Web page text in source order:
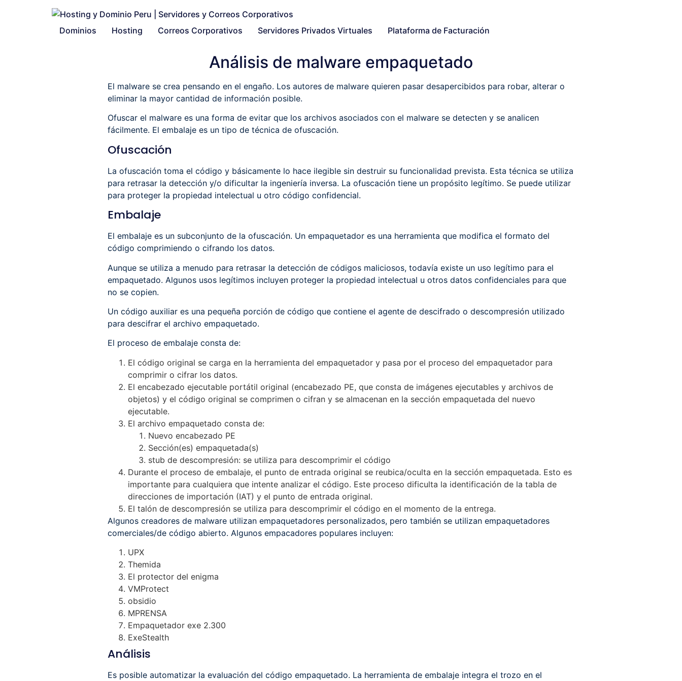
Dominios Hosting Correos Corporativos Servidores Privados Virtuales Plataforma de Facturación
Análisis de malware empaquetado
El malware se crea pensando en el engaño. Los autores de malware quieren pasar desapercibidos para robar, alterar o
eliminar la mayor cantidad de información posible.
Ofuscar el malware es una forma de evitar que los archivos asociados con el malware se detecten y se analicen
fácilmente. El embalaje es un tipo de técnica de ofuscación.
Ofuscación
La ofuscación toma el código y básicamente lo hace ilegible sin destruir su funcionalidad prevista. Esta técnica se utiliza
para retrasar la detección y/o dificultar la ingeniería inversa. La ofuscación tiene un propósito legítimo. Se puede utilizar
para proteger la propiedad intelectual u otro código confidencial.
Embalaje
El embalaje es un subconjunto de la ofuscación. Un empaquetador es una herramienta que modifica el formato del
código comprimiendo o cifrando los datos.
Aunque se utiliza a menudo para retrasar la detección de códigos maliciosos, todavía existe un uso legítimo para el
empaquetado. Algunos usos legítimos incluyen proteger la propiedad intelectual u otros datos confidenciales para que
no se copien.
Un código auxiliar es una pequeña porción de código que contiene el agente de descifrado o descompresión utilizado
para descifrar el archivo empaquetado.
El proceso de embalaje consta de:
El código original se carga en la herramienta del empaquetador y pasa por el proceso del empaquetador para
comprimir o cifrar los datos.
El encabezado ejecutable portátil original (encabezado PE, que consta de imágenes ejecutables y archivos de
objetos) y el código original se comprimen o cifran y se almacenan en la sección empaquetada del nuevo
ejecutable.
El archivo empaquetado consta de:
Nuevo encabezado PE
Sección(es) empaquetada(s)
stub de descompresión: se utiliza para descomprimir el código
Durante el proceso de embalaje, el punto de entrada original se reubica/oculta en la sección empaquetada. Esto es
importante para cualquiera que intente analizar el código. Este proceso dificulta la identificación de la tabla de
direcciones de importación (IAT) y el punto de entrada original.
El talón de descompresión se utiliza para descomprimir el código en el momento de la entrega.
Algunos creadores de malware utilizan empaquetadores personalizados, pero también se utilizan empaquetadores
comerciales/de código abierto. Algunos empacadores populares incluyen:
UPX
Themida
El protector del enigma
VMProtect
obsidio
MPRENSA
Empaquetador exe 2.300
ExeStealth
Análisis
Es posible automatizar la evaluación del código empaquetado. La herramienta de embalaje integra el trozo en el